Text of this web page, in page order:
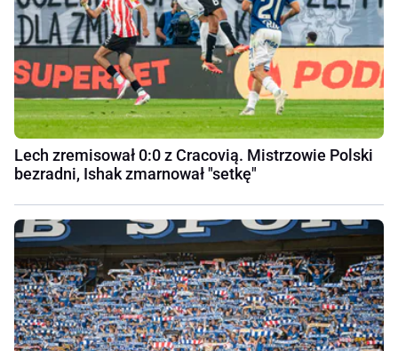
Lech zremisował 0:0 z Cracovią. Mistrzowie Polski
bezradni, Ishak zmarnował "setkę"